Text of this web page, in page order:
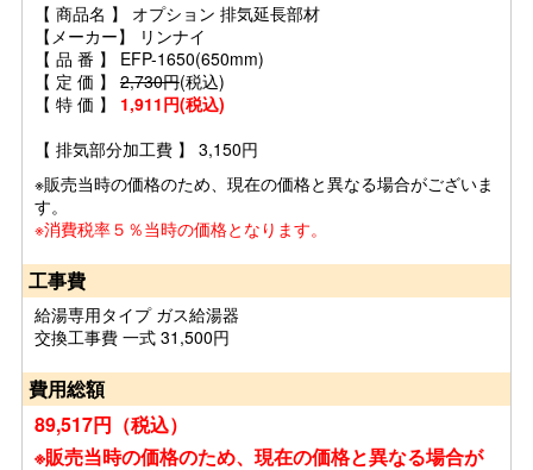
【 商品名 】 オプション 排気延長部材
【メーカー】 リンナイ
【 品 番 】 EFP-1650(650mm)
【 定 価 】 2,730円(税込)
【 特 価 】 1,911円(税込)
【 排気部分加工費 】 3,150円
※販売当時の価格のため、現在の価格と異なる場合がございま
す。
※消費税率５％当時の価格となります。
工事費
給湯専用タイプ ガス給湯器
交換工事費 一式 31,500円
費用総額
89,517円（税込）
※販売当時の価格のため、現在の価格と異なる場合が